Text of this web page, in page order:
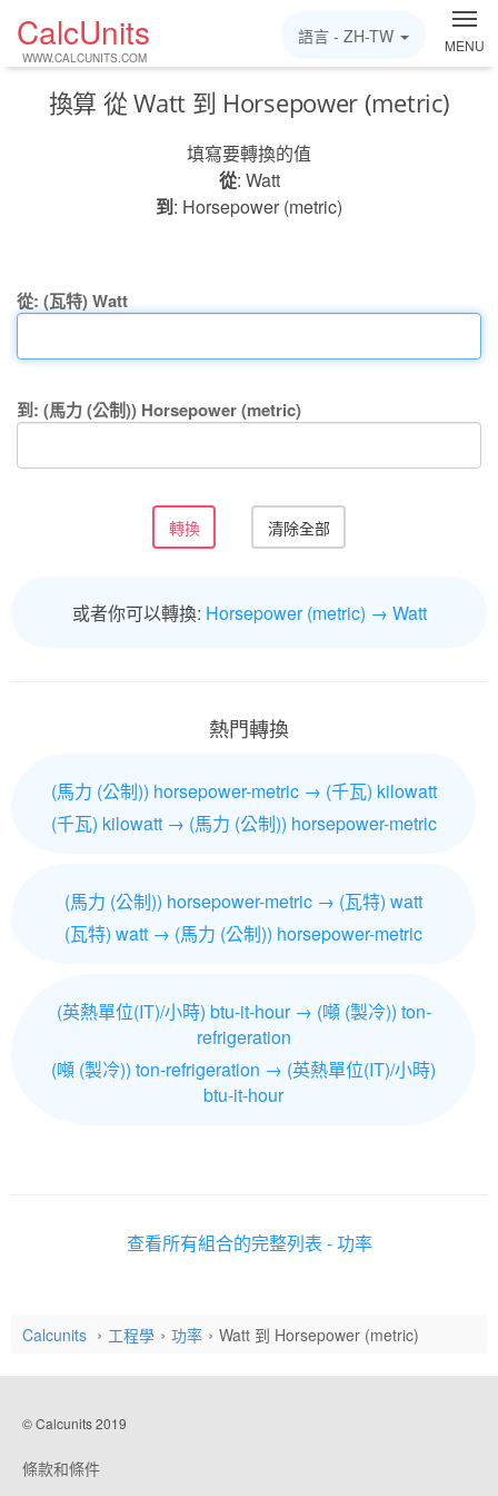
CalcUnits
WWW.CALCUNITS.COM
MENU
語言 - ZH-TW
換算 從 Watt 到 Horsepower (metric)
填寫要轉換的值
從: Watt
到: Horsepower (metric)
從: (瓦特) Watt
到: (馬力 (公制)) Horsepower (metric)
或者你可以轉換: Horsepower (metric) → Watt
熱門轉換
(馬力 (公制)) horsepower-metric → (千瓦) kilowatt
(千瓦) kilowatt → (馬力 (公制)) horsepower-metric
(馬力 (公制)) horsepower-metric → (瓦特) watt
(瓦特) watt → (馬力 (公制)) horsepower-metric
(英熱單位(IT)/小時) btu-it-hour → (噸 (製冷)) ton-
refrigeration
(噸 (製冷)) ton-refrigeration → (英熱單位(IT)/小時)
btu-it-hour
查看所有組合的完整列表 - 功率
Calcunits 工程學 功率 Watt 到 Horsepower (metric)
© Calcunits 2019
條款和條件